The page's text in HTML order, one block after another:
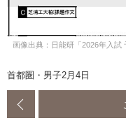
画像出典：日能研「2026年入試
首都圏・男子2月4日